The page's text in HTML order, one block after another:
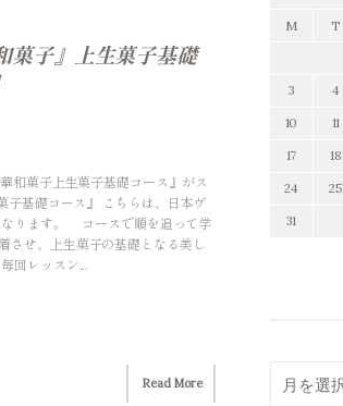
菓子』上生菓子基礎
和菓子上生菓子基礎コース』がス
子基礎コース』 こちらは、日本ヴ
なります。 コースで順を追って学
させ、上生菓子の基礎となる美し
回レッスン...
Read More
M T
3 4
10 11
17 18
24 25
31